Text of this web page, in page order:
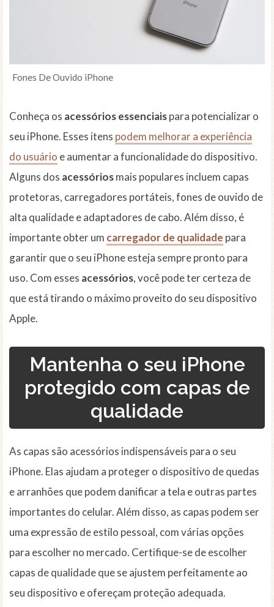
Fones De Ouvido iPhone
Conheça os acessórios essenciaispara potencializar o
seu iPhone. Esses itens podem melhorar a experiência
do usuário e aumentar a funcionalidade do dispositivo.
Alguns dos acessóriosmais populares incluem capas
protetoras, carregadores portáteis, fones de ouvido de
alta qualidade e adaptadores de cabo. Além disso, é
importante obter um carregador de qualidade para
garantir que o seu iPhone esteja sempre pronto para
uso. Com esses acessórios, você pode ter certeza de
que está tirando o máximo proveito do seu dispositivo
Apple.
Mantenha o seu iPhone
protegido com capas de
qualidade
As capas são acessórios indispensáveis ​​para o seu
iPhone. Elas ajudam a proteger o dispositivo de quedas
e arranhões que podem danificar a tela e outras partes
importantes do celular. Além disso, as capas podem ser
uma expressão de estilo pessoal, com várias opções
para escolher no mercado. Certifique-se de escolher
capas de qualidade que se ajustem perfeitamente ao
seu dispositivo e ofereçam proteção adequada.